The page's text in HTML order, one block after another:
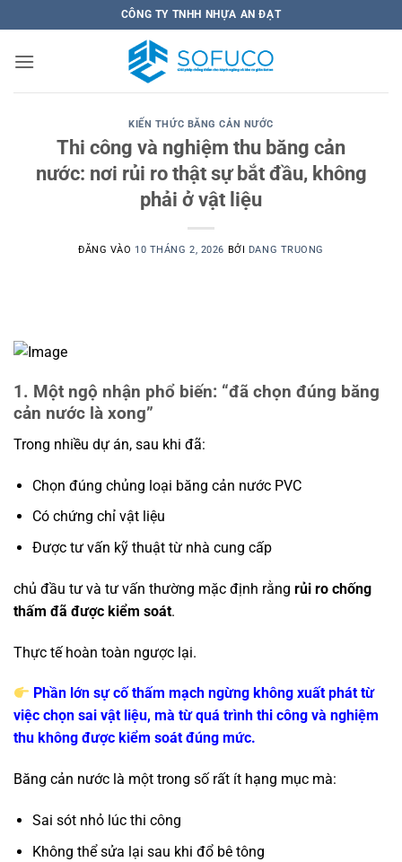
qua
nội
CÔNG TY TNHH NHỰA AN ĐẠT
KIẾN THỨC BĂNG CẢN NƯỚC
Thi công và nghiệm thu băng cản
nước: nơi rủi ro thật sự bắt đầu, không
phải ở vật liệu
ĐĂNG VÀO 10 THÁNG 2, 2026 BỞI DANG TRUONG
1. Một ngộ nhận phổ biến: “đã chọn đúng băng
cản nước là xong”
Trong nhiều dự án, sau khi đã:
Chọn đúng chủng loại băng cản nước PVC
Có chứng chỉ vật liệu
Được tư vấn kỹ thuật từ nhà cung cấp
chủ đầu tư và tư vấn thường mặc định rằng rủi ro chống
thấm đã được kiểm soát.
Thực tế hoàn toàn ngược lại.
Phần lớn sự cố thấm mạch ngừng không xuất phát từ
việc chọn sai vật liệu, mà từ quá trình thi công và nghiệm
thu không được kiểm soát đúng mức.
Băng cản nước là một trong số rất ít hạng mục mà:
Sai sót nhỏ lúc thi công
Không thể sửa lại sau khi đổ bê tông